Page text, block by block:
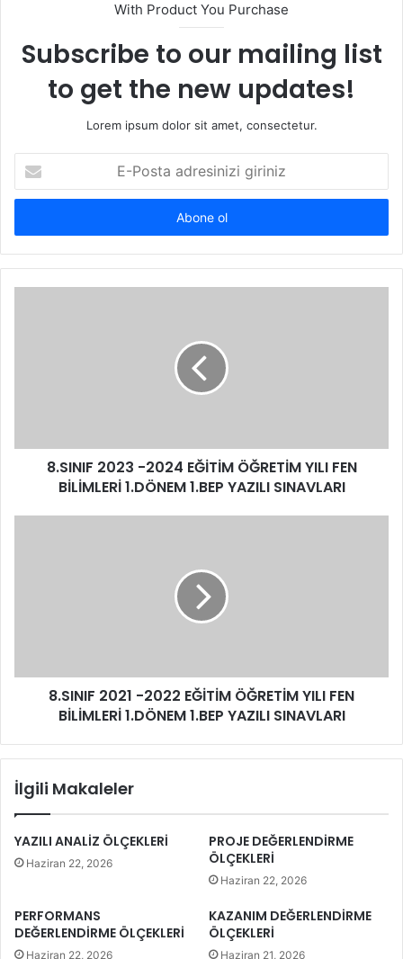
With Product You Purchase
Subscribe to our mailing list
to get the new updates!
Lorem ipsum dolor sit amet, consectetur.
Posta
adresinizi
8.SINIF 2023 -2024 EĞİTİM ÖĞRETİM YILI FEN
BİLİMLERİ 1.DÖNEM 1.BEP YAZILI SINAVLARI
8.SINIF 2021 -2022 EĞİTİM ÖĞRETİM YILI FEN
BİLİMLERİ 1.DÖNEM 1.BEP YAZILI SINAVLARI
İlgili Makaleler
YAZILI ANALİZ ÖLÇEKLERİ
Haziran 22, 2026
PROJE DEĞERLENDİRME
ÖLÇEKLERİ
Haziran 22, 2026
PERFORMANS
DEĞERLENDİRME ÖLÇEKLERİ
Haziran 22, 2026
KAZANIM DEĞERLENDİRME
ÖLÇEKLERİ
Haziran 21, 2026